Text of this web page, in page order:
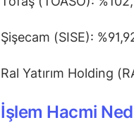
Şişecam (SISE):
Ral Yatırım Holding
İşlem Hacmi